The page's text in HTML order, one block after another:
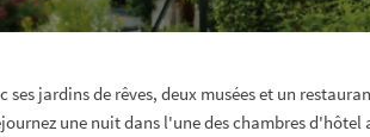
ses jardins de rêves, deux musées et un
une nuit dans l'une des chambres d'hôtel